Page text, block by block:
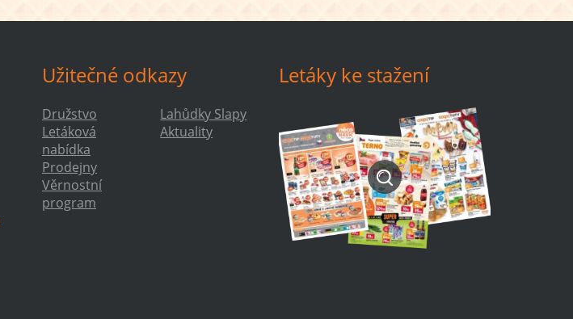
Užitečné odkazy
Družstvo
Letáková
nabídka
Prodejny
Věrnostní
program
Lahůdky Slapy
Aktuality
Letáky ke stažení